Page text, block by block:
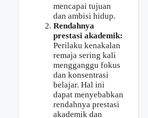
mencapai tujuan
dan ambisi hidup.
Rendahnya
prestasi akademik:
Perilaku kenakalan
remaja sering kali
mengganggu fokus
dan konsentrasi
belajar. Hal ini
dapat menyebabkan
rendahnya prestasi
akademik dan